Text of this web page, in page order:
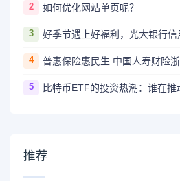
2 如何优化网站单页呢？
3 好季节遇上好福利，光大银行信
4
5 比特币ETF的投资热潮：谁在推
推荐